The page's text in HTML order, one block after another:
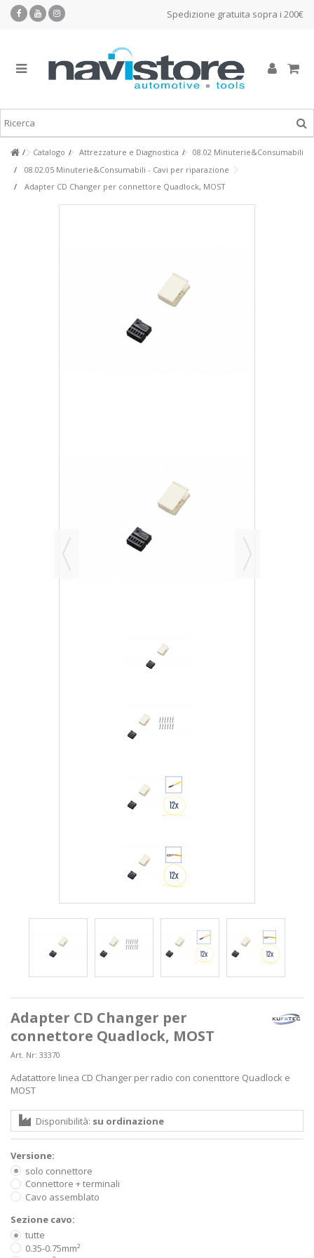
Spedizione gratuita sopra i 200€
Catalogo Attrezzature e Diagnostica
08.02 Minuterie&Consumabili
08.02.05 Minuterie&Consumabili - Cavi per riparazione
Adapter CD Changer per connettore Quadlock, MOST
Adapter CD Changer per
connettore Quadlock, MOST
Art. Nr: 33370
Adatattore linea CD Changer per radio con conenttore Quadlock e
MOST
Disponibilità: su ordinazione
Versione:
solo connettore
Connettore + terminali
Cavo assemblato
Sezione cavo:
tutte
0.35-0.75mm²